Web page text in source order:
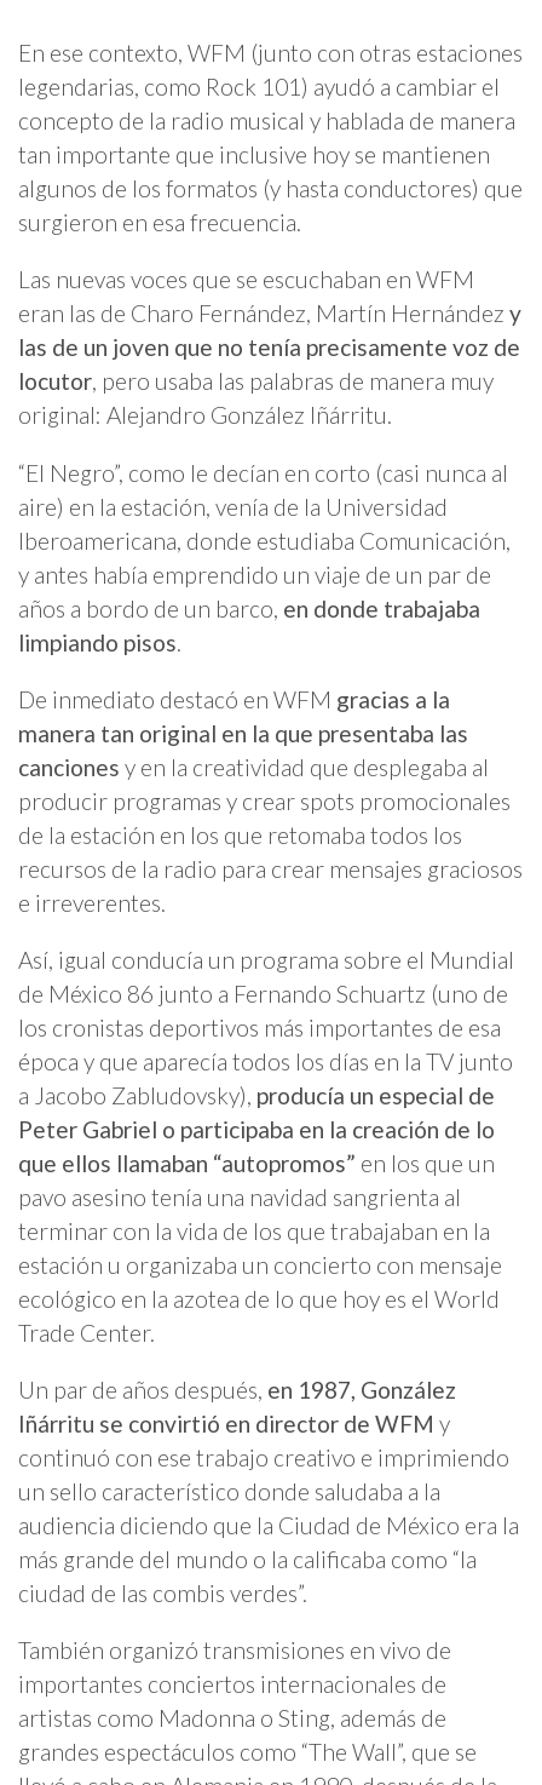
En ese contexto, WFM (junto con otras estaciones
legendarias, como Rock 101) ayudó a cambiar el
concepto de la radio musical y hablada de manera
tan importante que inclusive hoy se mantienen
algunos de los formatos (y hasta conductores) que
surgieron en esa frecuencia.
Las nuevas voces que se escuchaban en WFM
eran las de Charo Fernández, Martín Hernández y
las de un joven que no tenía precisamente voz de
locutor, pero usaba las palabras de manera muy
original: Alejandro González Iñárritu.
“El Negro”, como le decían en corto (casi nunca al
aire) en la estación, venía de la Universidad
Iberoamericana, donde estudiaba Comunicación,
y antes había emprendido un viaje de un par de
años a bordo de un barco, en donde trabajaba
limpiando pisos.
De inmediato destacó en WFM gracias a la
manera tan original en la que presentaba las
canciones y en la creatividad que desplegaba al
producir programas y crear spots promocionales
de la estación en los que retomaba todos los
recursos de la radio para crear mensajes graciosos
e irreverentes.
Así, igual conducía un programa sobre el Mundial
de México 86 junto a Fernando Schuartz (uno de
los cronistas deportivos más importantes de esa
época y que aparecía todos los días en la TV junto
a Jacobo Zabludovsky), producía un especial de
Peter Gabriel o participaba en la creación de lo
que ellos llamaban “autopromos” en los que un
pavo asesino tenía una navidad sangrienta al
terminar con la vida de los que trabajaban en la
estación u organizaba un concierto con mensaje
ecológico en la azotea de lo que hoy es el World
Trade Center.
Un par de años después, en 1987, González
Iñárritu se convirtió en director de WFM y
continuó con ese trabajo creativo e imprimiendo
un sello característico donde saludaba a la
audiencia diciendo que la Ciudad de México era la
más grande del mundo o la calificaba como “la
ciudad de las combis verdes”.
También organizó transmisiones en vivo de
importantes conciertos internacionales de
artistas como Madonna o Sting, además de
grandes espectáculos como “The Wall”, que se